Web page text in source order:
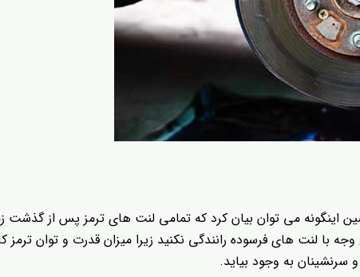
اینگونه می توان بیان کرد که تمامی لنت های ترمز پس از گذشت
با لنت های فرسوده رانندگی نکنید زیرا میزان قدرت و توان
به وجود بیاید.